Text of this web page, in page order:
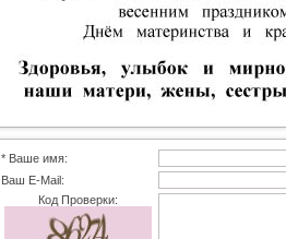
* Ваше имя:
Ваш E-Mail:
Код Проверки: